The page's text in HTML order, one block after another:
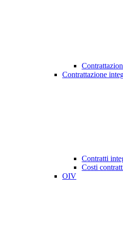
Contrattazione
Contratti
Costi
OIV